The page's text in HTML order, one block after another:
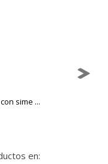
sime ...
en: